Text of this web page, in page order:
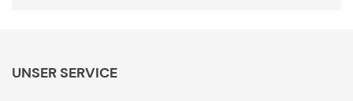
UNSER SERVICE